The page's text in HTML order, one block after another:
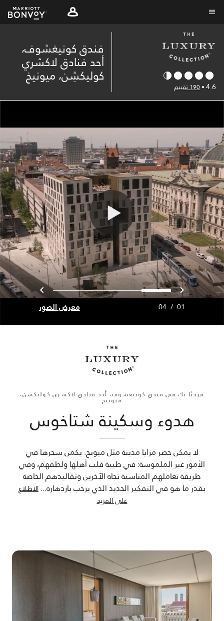
Skip
content
4.6
•190 تقييم
فندق كونيغشوف،
أحد فنادق لاكشري
كوليكشِن، ميونيخ
السابق
0
1
2
3 التالي
01
/
04 معرض الصور
مرحبًا بك في فندق كونيغشوف، أحد فنادق لاكشري كوليكشِن،
ميونيخ
هدوء وسكينة شتاخوس
لا يمكن حصر مزايا مدينة مثل ميونخ. يكمن سحرها في
الأمور غير الملموسة: في طيبة قلب أهلها ولطفهم، وفي
طريقة تعاملهم المناسبة تجاه الآخرين وتقاليدهم الخاصة
بقدر ما هو في التفكير الجديد الذي يرحب بازدهاره...الاطلاع
على المزيد